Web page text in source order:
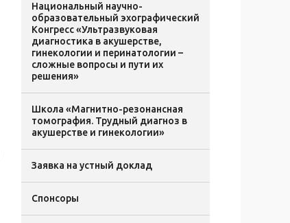
Национальный научно-
образовательный эхографический
Конгресс «Ультразвуковая
диагностика в акушерстве,
гинекологии и перинатологии –
сложные вопросы и пути их
решения»
Школа «Магнитно-резонансная
томография. Трудный диагноз в
акушерстве и гинекологии»
Заявка на устный доклад
Спонсоры